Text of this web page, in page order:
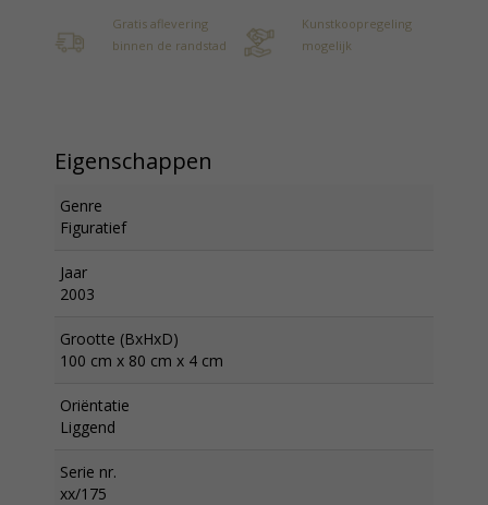
Gratis aflevering
binnen de randstad
Kunstkoopregeling
mogelijk
Eigenschappen
Genre
Figuratief
Jaar
2003
Grootte (BxHxD)
100 cm x 80 cm x 4 cm
Oriëntatie
Liggend
Serie nr.
xx/175